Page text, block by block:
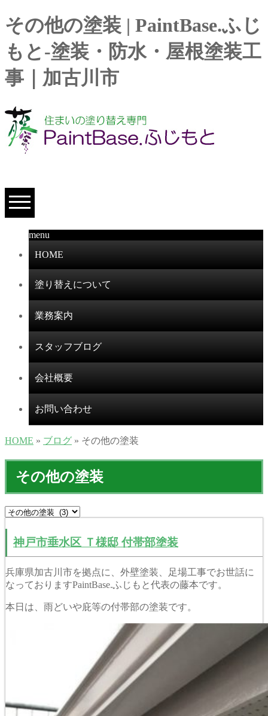
その他の塗装 | PaintBase.ふじ
もと-塗装・防水・屋根塗装工
事｜加古川市
menu
HOME
塗り替えについて
業務案内
スタッフブログ
会社概要
お問い合わせ
HOME » ブログ » その他の塗装
その他の塗装
神戸市垂水区 Ｔ様邸 付帯部塗装
兵庫県加古川市を拠点に、外壁塗装、足場工事でお世話に
なっておりますPaintBase.ふじもと代表の藤本です。
本日は、雨どいや庇等の付帯部の塗装です。